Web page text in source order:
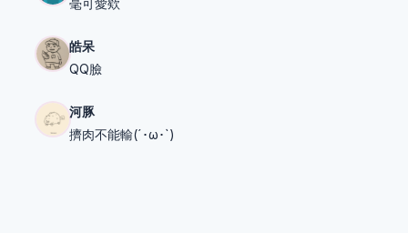
皓呆
QQ臉
河豚
擠肉不能輸(´･ω･`)